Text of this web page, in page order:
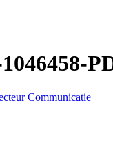
Communicatie